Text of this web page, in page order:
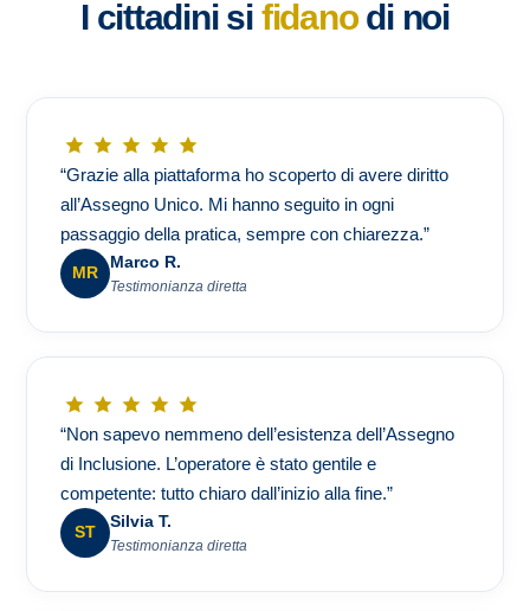
I cittadini si fidanodi noi
“Grazie alla piattaforma ho scoperto di avere diritto
all’Assegno Unico. Mi hanno seguito in ogni
passaggio della pratica, sempre con chiarezza.”
MR
Marco R.
Testimonianza diretta
“Non sapevo nemmeno dell’esistenza dell’Assegno
di Inclusione. L’operatore è stato gentile e
competente: tutto chiaro dall’inizio alla fine.”
ST
Silvia T.
Testimonianza diretta